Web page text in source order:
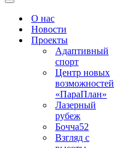
Меню
навигацииО нас
Новости
Проекты
Адаптивный
спорт
Центр новых
возможностей
«ПараПлан»
Лазерный
рубеж
Бочча52
Взгляд с